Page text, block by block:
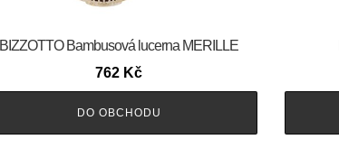
BIZZOTTO Bambusová lucerna MERILLE
762 Kč
DO OBCHODU